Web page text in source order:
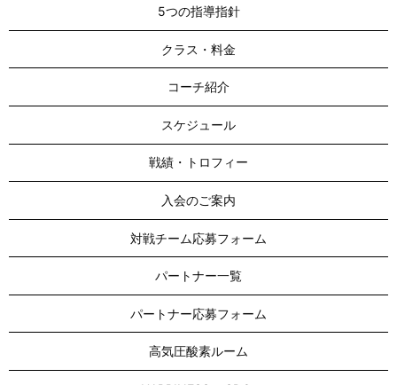
5つの指導指針
クラス・料金
コーチ紹介
スケジュール
戦績・トロフィー
入会のご案内
対戦チーム応募フォーム
パートナー一覧
パートナー応募フォーム
高気圧酸素ルーム